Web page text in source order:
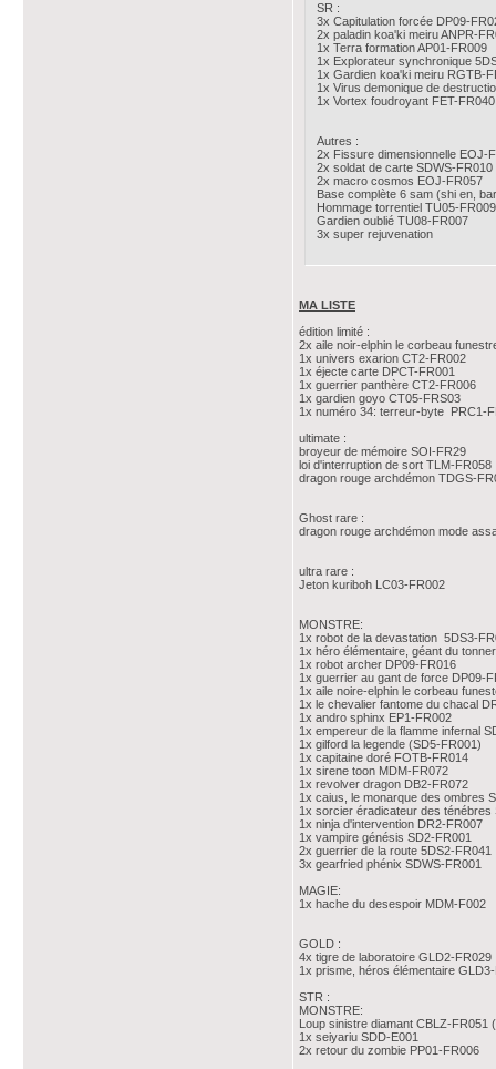
SR :
3x Capitulation forcée DP09-
2x paladin koa'ki meiru ANPR-
1x Terra formation AP01-FR009
1x Explorateur synchronique
1x Gardien koa'ki meiru RGTB-
1x Virus demonique de
1x Vortex foudroyant FET-FR040
Autres :
2x Fissure dimensionnelle EOJ-
2x soldat de carte SDWS-FR010
2x macro cosmos EOJ-FR057
Base complète 6 sam (shi en,
Hommage torrentiel TU05-FR009
Gardien oublié TU08-FR007
3x super rejuvenation
MA LISTE
édition limité :
2x aile noir-elphin le corbeau
1x univers exarion CT2-FR002
1x éjecte carte DPCT-FR001
1x guerrier panthère CT2-FR006
1x gardien goyo CT05-FRS03
1x numéro 34: terreur-byte PRC1-
ultimate :
broyeur de mémoire SOI-FR29
loi d'interruption de sort TLM-FR058
dragon rouge archdémon TDGS-
Ghost rare :
dragon rouge archdémon mode
ultra rare :
Jeton kuriboh LC03-FR002
MONSTRE:
1x robot de la devastation 5DS3-
1x héro élémentaire, géant du
1x robot archer DP09-FR016
1x guerrier au gant de force DP09-
1x aile noire-elphin le corbeau
1x le chevalier fantome du chacal
1x andro sphinx EP1-FR002
1x empereur de la flamme infernal
1x gilford la legende (SD5-FR001)
1x capitaine doré FOTB-FR014
1x sirene toon MDM-FR072
1x revolver dragon DB2-FR072
1x caius, le monarque des ombres
1x sorcier éradicateur des ténébres
1x ninja d'intervention DR2-FR007
1x vampire génésis SD2-FR001
2x guerrier de la route 5DS2-FR041
3x gearfried phénix SDWS-FR001
MAGIE:
1x hache du desespoir MDM-F002
GOLD :
4x tigre de laboratoire GLD2-FR029
1x prisme, héros élémentaire
STR :
MONSTRE:
Loup sinistre diamant CBLZ-FR051
1x seiyariu SDD-E001
2x retour du zombie PP01-FR006